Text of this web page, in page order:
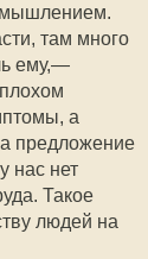
мышлением.
там много
ему,—
а
предложение
нас нет
Такое
людей на